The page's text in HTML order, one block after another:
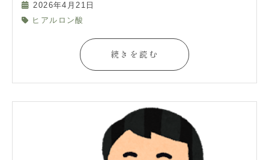
2026年4月21日
ヒアルロン酸
続きを読む